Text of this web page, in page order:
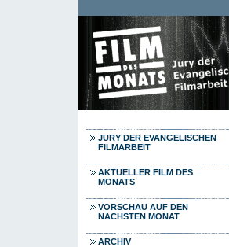
JURY DER EVANGELISCHEN
FILMARBEIT
AKTUELLER FILM DES
MONATS
VORSCHAU AUF DEN
NÄCHSTEN MONAT
ARCHIV